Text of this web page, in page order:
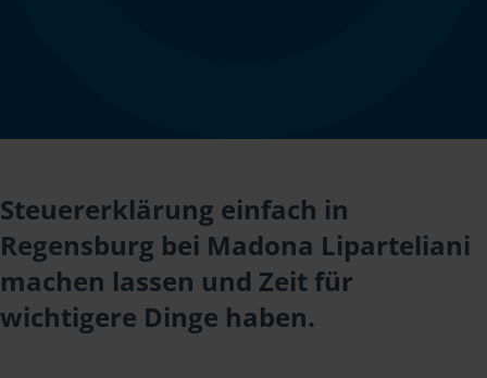
Steuererklärung einfach in
Regensburg bei Madona Liparteliani
machen lassen und Zeit für
wichtigere Dinge haben.